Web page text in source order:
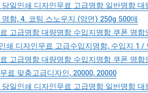
일인쇄 디자인무료 고급명함 일반명함
함, 4. 코팅 스노우지 (양면) 250g 500매
고급명함 대량명함 수입지명함 쿠폰 명
쇄 디자인무료 고급수입지명함, 수입지 1 /
고급명함 대량명함 수입지명함 쿠폰 명
료 맞춤고급디자인, 20000, 20000
일인쇄 디자인무료 고급명함 일반명함